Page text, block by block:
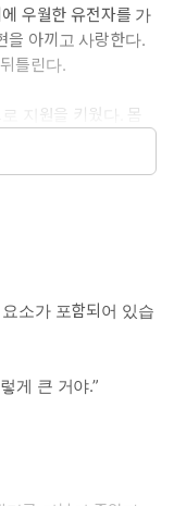
우월한 유전자를 가
을 아끼고 사랑한다.
틀린다.
지원을 키웠다. 몸
을 이용해 돈을 벌고
까 엄마지.”
소가 포함되어 있습
게 큰 거야.”